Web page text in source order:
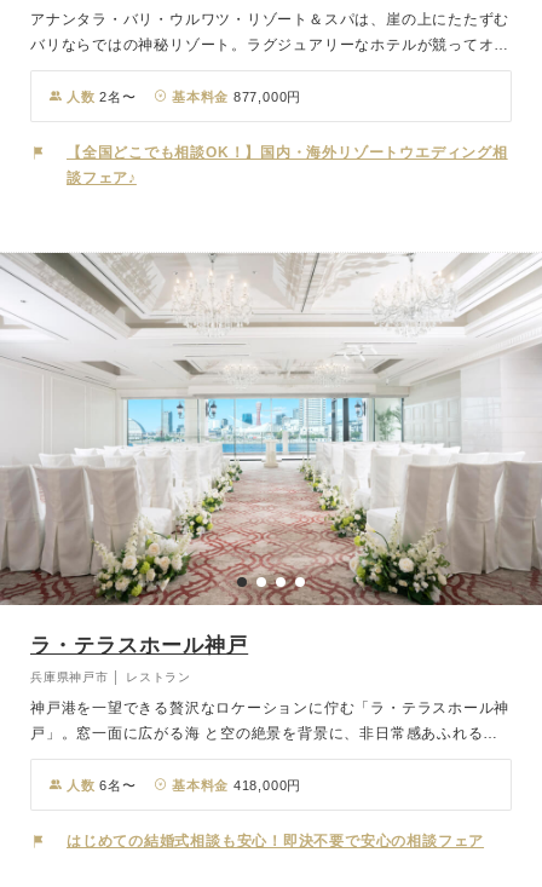
アナンタラ・バリ・ウルワツ・リゾート＆スパは、崖の上にたたずむ
バリならではの神秘リゾート。ラグジュアリーなホテルが競ってオー
プンを続けるウンガサンのクリフトップに建ちます。そして結婚式の
舞台である「デワ・デウィ・チャペル」は、バリ島にある数々のオー
シャンフロントチャペルの中でも、群を抜いた海の広さと美しさを臨
むことのできる、全面ガラス張りのオーシャンフロントチャペル！美
しく真っ青なウルワツの海を180度一望できるその絶景は、バリ島ウ
人数 2名〜 基本料金 877,000円
【全国どこでも相談OK！】国内・海外リゾートウエディング相
談フェア♪
ラ・テラスホール神戸
兵庫県神戸市 │ レストラン
神戸港を一望できる贅沢なロケーションに佇む「ラ・テラスホール神
戸」。窓一面に広がる海 と空の絶景を背景に、非日常感あふれる特
別な一日を叶えます。高級感のある洗練された内 装は、華やかなパ
ーティーシーンをより一層引き立て、ゲストを優雅にお迎えします。
挙式はバンケット会場での宴内人前式。チャペル挙式とはまた異な
る、カジュアルでアット ホームなスタイルが実現します。パーティ
人数 6名〜 基本料金 418,000円
はじめての結婚式相談も安心！即決不要で安心の相談フェア